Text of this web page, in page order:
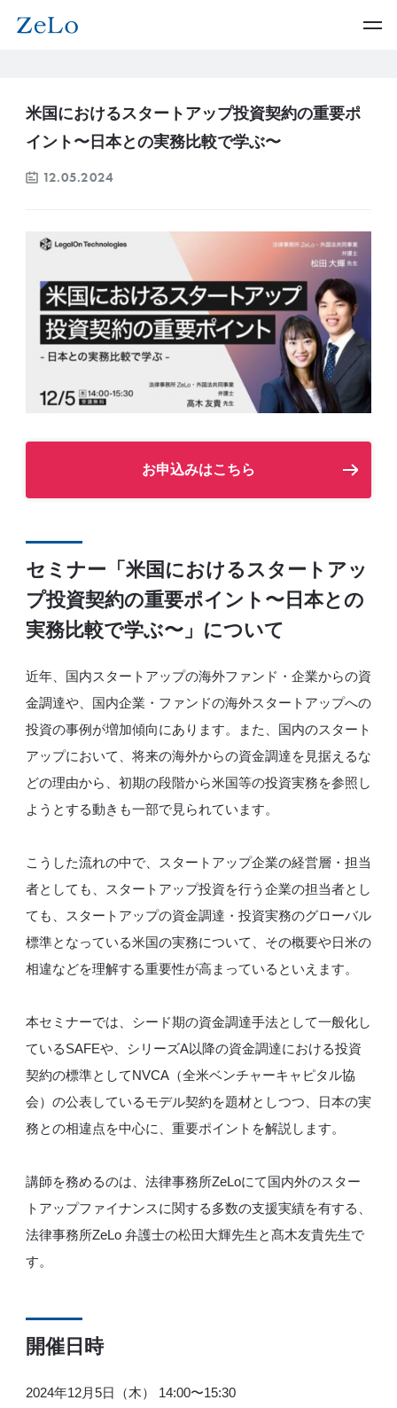
米国におけるスタートアップ投資契約の重要ポ
イント〜日本との実務比較で学ぶ〜
12.05.2024
お申込みはこちら
セミナー「米国におけるスタートアッ
プ投資契約の重要ポイント〜日本との
実務比較で学ぶ〜」について
​​近年、国内スタートアップの海外ファンド・企業からの資
金調達や、国内企業・ファンドの海外スタートアップへの
投資の事例が増加傾向にあります。また、国内のスタート
アップにおいて、将来の海外からの資金調達を見据えるな
どの理由から、初期の段階から米国等の投資実務を参照し
ようとする動きも一部で見られています。​
​​こうした流れの中で、スタートアップ企業の経営層・担当
者としても、スタートアップ投資を行う企業の担当者とし
ても、スタートアップの資金調達・投資実務のグローバル
標準となっている米国の実務について、その概要や日米の
相違などを理解する重要性が高まっているといえます。​
​​本セミナーでは、シード期の資金調達手法として一般化し
ているSAFEや、シリーズA以降の資金調達における投資
契約の標準としてNVCA（全米ベンチャーキャピタル協
会）の公表しているモデル契約を題材としつつ、日本の実
務との相違点を中心に、重要ポイントを解説します。​
​​講師を務めるのは、法律事務所ZeLoにて国内外のスター
トアップファイナンスに関する多数の支援実績を有する、
法律事務所ZeLo 弁護士の松田大輝先生と髙木友貴先生で
す。​
開催日時
2024年12月5日（木） 14:00〜15:30